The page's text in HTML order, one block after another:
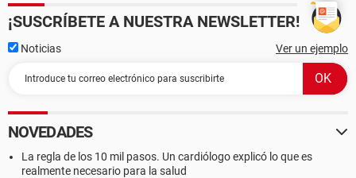
¡SUSCRÍBETE A NUESTRA NEWSLETTER!
Noticias Ver un ejemplo
NOVEDADES
La regla de los 10 mil pasos. Un cardiólogo explicó lo que es
realmente necesario para la salud